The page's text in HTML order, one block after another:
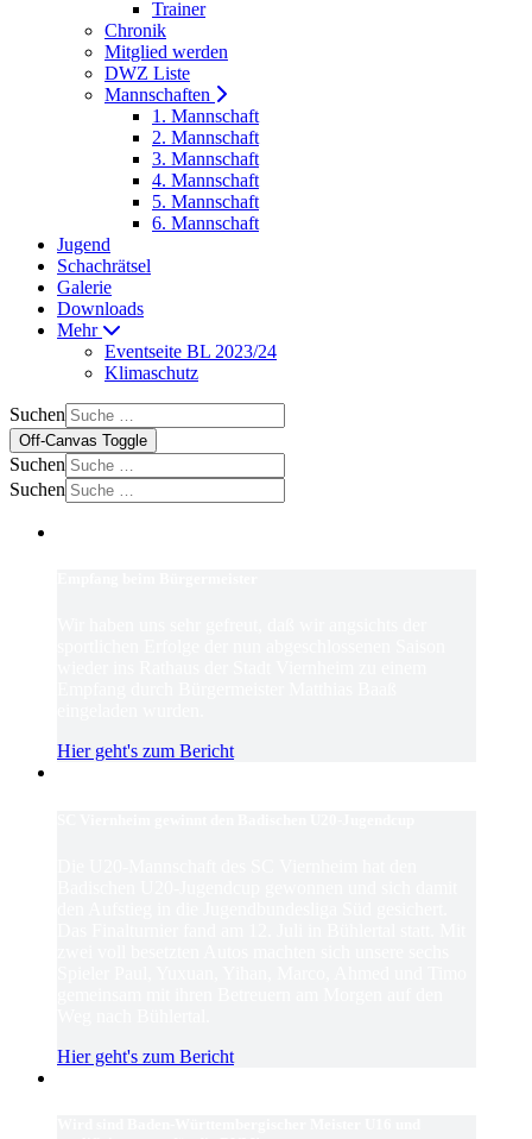
Trainer
Chronik
Mitglied werden
DWZ Liste
Mannschaften
1. Mannschaft
2. Mannschaft
3. Mannschaft
4. Mannschaft
5. Mannschaft
6. Mannschaft
Jugend
Schachrätsel
Galerie
Downloads
Mehr
Eventseite BL 2023/24
Klimaschutz
Suchen
Off-Canvas Toggle
Suchen
Suchen
Hier geht's zum Bericht
Hier geht's zum Bericht